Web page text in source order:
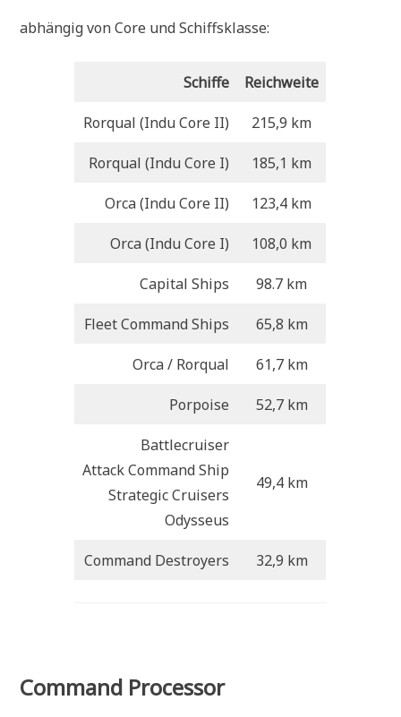
abhängig von Core und Schiffsklasse:
Schiffe Reichweite
Rorqual (Indu Core II) 215,9 km
Rorqual (Indu Core I) 185,1 km
Orca (Indu Core II) 123,4 km
Orca (Indu Core I) 108,0 km
Capital Ships 98.7 km
Fleet Command Ships 65,8 km
Orca / Rorqual 61,7 km
Porpoise 52,7 km
Battlecruiser
Attack Command Ship
Strategic Cruisers
Odysseus
49,4 km
Command Destroyers 32,9 km
Command Processor